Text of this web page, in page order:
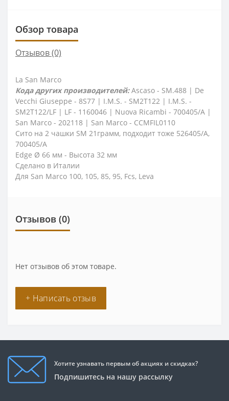
Обзор товара
Отзывов (0)
La San Marco
Кода других производителей:Ascaso - SM.488 | De
Vecchi Giuseppe - 8S77 | I.M.S. - SM2T122 | I.M.S. -
SM2T122/LF | LF - 1160046 | Nuova Ricambi - 700405/A |
San Marco - 202118 | San Marco - CCMFIL0110
Сито на 2 чашки SM 21грамм, подходит тоже 526405/A,
700405/A
Edge Ø 66 мм - Высота 32 мм
Сделано в Италии
Для San Marco 100, 105, 85, 95, Fcs, Leva
Отзывов (0)
Нет отзывов об этом товаре.
+ Написать отзыв
Хотите узнавать первым об акциях и скидках?
Подпишитесь на нашу рассылку